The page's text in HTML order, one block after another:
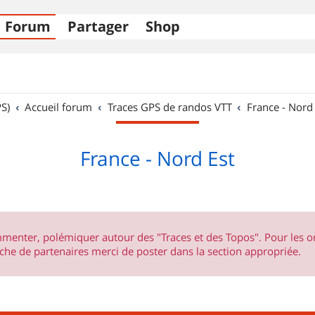
Forum Partager Shop
Accueil forum Traces GPS de randos VTT France - Nord
France - Nord Est
polémiquer autour des "Traces et des Topos". Pour les
de partenaires merci de poster dans la section appropriée.